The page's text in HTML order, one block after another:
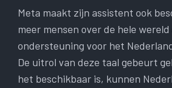
Meta maakt zijn assistent ook
meer mensen over de hele
ondersteuning voor het
De uitrol van deze taal gebeurt
het beschikbaar is, kunnen